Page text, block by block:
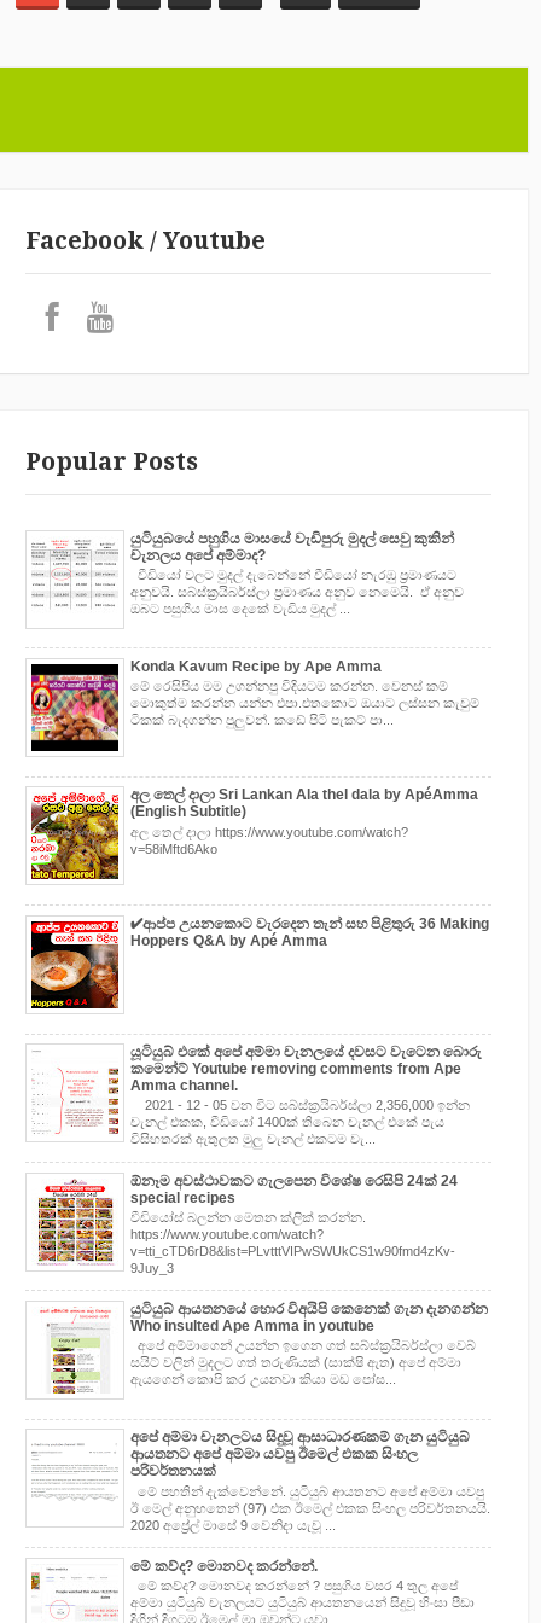
Facebook / Youtube
Popular Posts
යුටියුබයේ පහුගිය මාසයේ වැඩිපුරු මුදල් සෙවු කුකින්
චැනලය අපේ අම්මාද?
වීඩියෝ වලට මුදල් දැබෙන්නේ වීඩියෝ නැරඹු ප්‍රමාණයට
අනුවයි. සබ්ස්ක්‍රයිබර්ස්ලා ප්‍රමාණය අනුව නෙමෙයි. ඒ අනුව
ඔබට පසුගිය මාස දෙකේ වැඩිය මුදල් ...
Konda Kavum Recipe by Ape Amma
මේ රෙසිපිය මම උගන්නපු විදියටම කරන්න. වෙනස් කම්
මොකුත්ම කරන්න යන්න එපා.එතකොට ඔයාට ලස්සන කැවුම්
ටිකක් බැදගන්න පුලුවන්. කඩේ පිටි පැකට් පා...
අල තෙල් දාලා Sri Lankan Ala thel dala by ApéAmma
(English Subtitle)
අල තෙල් දාලා https://www.youtube.com/watch?
v=58iMftd6Ako
✔‍ආප්ප උයනකොට වැරදෙන තැන් සහ පිළිතුරු 36 Making
Hoppers Q&A by Apé Amma
යූටියුබ් එකේ අපේ අම්මා චැනලයේ දවසට වැටෙන බොරු
කමෙන්ට් Youtube removing comments from Ape
Amma channel.
2021 - 12 - 05 වන විට සබ්ස්ක්‍රයිබර්ස්ලා 2,356,000 ඉන්න
චැනල් එකක, වීඩියෝ 1400ක් තිබෙන චැනල් එකේ පැය
විසිහතරක් ඇතුලත මුලු චැනල් එකටම වැ...
ඕනෑම අවස්ථාවකට ගැලපෙන විශේෂ රෙසිපි 24ක් 24
special recipes
වීඩියෝස් බලන්න මෙතන ක්ලික් කරන්න.
https://www.youtube.com/watch?
v=tti_cTD6rD8&list=PLvtttVIPwSWUkCS1w90fmd4zKv-
9Juy_3
යුටියුබ් ආයතනයේ හොර විඅයිපි කෙනෙක් ගැන දැනගන්න
Who insulted Ape Amma in youtube
අපේ අම්මාගෙන් උයන්න ඉගෙන ගත් සබ්ස්ක්‍රයිබර්ස්ලා වෙබ්
සයිට් වලින් මුදලට ගත් තරුණියක් (සාක්ෂි ඇත) අපේ අම්මා
ඇයගෙන් කොපි කර උයනවා කියා මඩ පෝස...
අපේ අම්මා චැනලටය සිදුවූ ආසාධාරණකම් ගැන යුටියුබ්
ආයතනට අපේ අම්මා යවපු ඊමෙල් එකක සිංහල
පරිවර්තනයක්
මේ පහතින් දැක්වෙන්නේ. යුටියුබ් ආයතනට අපේ අම්මා යවපු
ඊ මෙල් අනුහතෙන් (97) එක ඊමෙල් එකක සිංහල පරිවර්තනයයි.
2020 අප්‍රේල් මාසේ 9 වෙනිදා යැවූ ...
මේ කව්ද? මොනවද කරන්නේ.
මේ කව්ද? මොනවද කරන්නේ ? පසුගිය වසර 4 තුල අපේ
අම්මා යුටියුබ් චැනලයට යුටියුබ් ආයතනයෙන් සිදුවූ හිංසා පීඩා
දිගින් දිගටම ඊමෙල් මා ඔවුන්ට යවා ...